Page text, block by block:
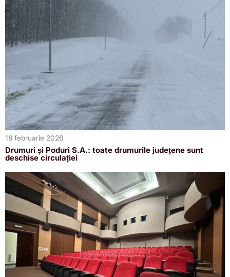
18 februarie 2026
Drumuri și Poduri S.A.: toate drumurile județene sunt
deschise circulației